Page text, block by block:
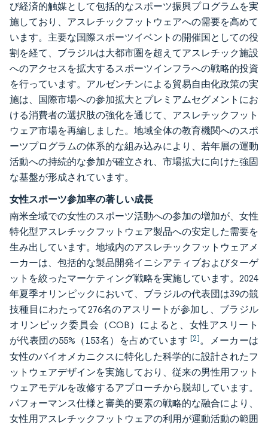
び経済的触媒として包括的なスポーツ振興プログラムを実
施しており、アスレチックフットウェアへの需要を高めて
います。主要な国際スポーツイベントの開催国としての役
割を経て、ブラジルは大都市圏を超えてアスレチック施設
へのアクセスを拡大するスポーツインフラへの戦略的投資
を行っています。アルゼンチンによる貿易自由化政策の実
施は、国際市場への参加拡大とプレミアムセグメントにお
ける消費者の選択肢の強化を通じて、アスレチックフット
ウェア市場を再編しました。地域全体の教育機関へのスポ
ーツプログラムの体系的な組み込みにより、若年層の運動
活動への持続的な参加が確立され、市場拡大に向けた強固
な基盤が形成されています。
女性スポーツ参加率の著しい成長
南米全域での女性のスポーツ活動への参加の増加が、女性
特化型アスレチックフットウェア製品への安定した需要を
生み出しています。地域内のアスレチックフットウェアメ
ーカーは、包括的な製品開発イニシアティブおよびターゲ
ットを絞ったマーケティング戦略を実施しています。2024
年夏季オリンピックにおいて、ブラジルの代表団は39の競
技種目にわたって276名のアスリートが参加し、ブラジル
オリンピック委員会（COB）によると、女性アスリート
が代表団の55%（153名）を占めています [2]。メーカーは
女性のバイオメカニクスに特化した科学的に設計されたフ
ットウェアデザインを実施しており、従来の男性用フット
ウェアモデルを改修するアプローチから脱却しています。
パフォーマンス仕様と審美的要素の戦略的な融合により、
女性用アスレチックフットウェアの利用が運動活動の範囲